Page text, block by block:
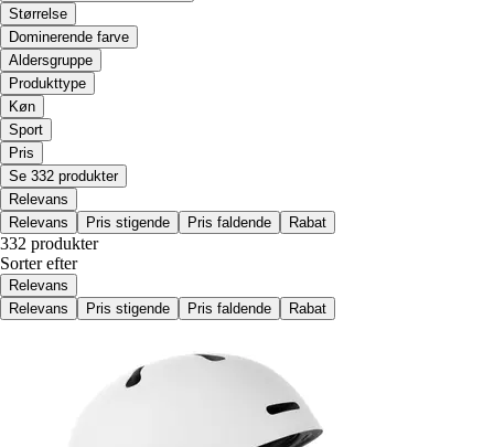
Størrelse
Dominerende farve
Aldersgruppe
Produkttype
Køn
Sport
Pris
Se 332 produkter
Relevans
Relevans
Pris stigende Pris faldende Rabat
332 produkter
Sorter efter
Relevans
Relevans
Pris stigende Pris faldende Rabat